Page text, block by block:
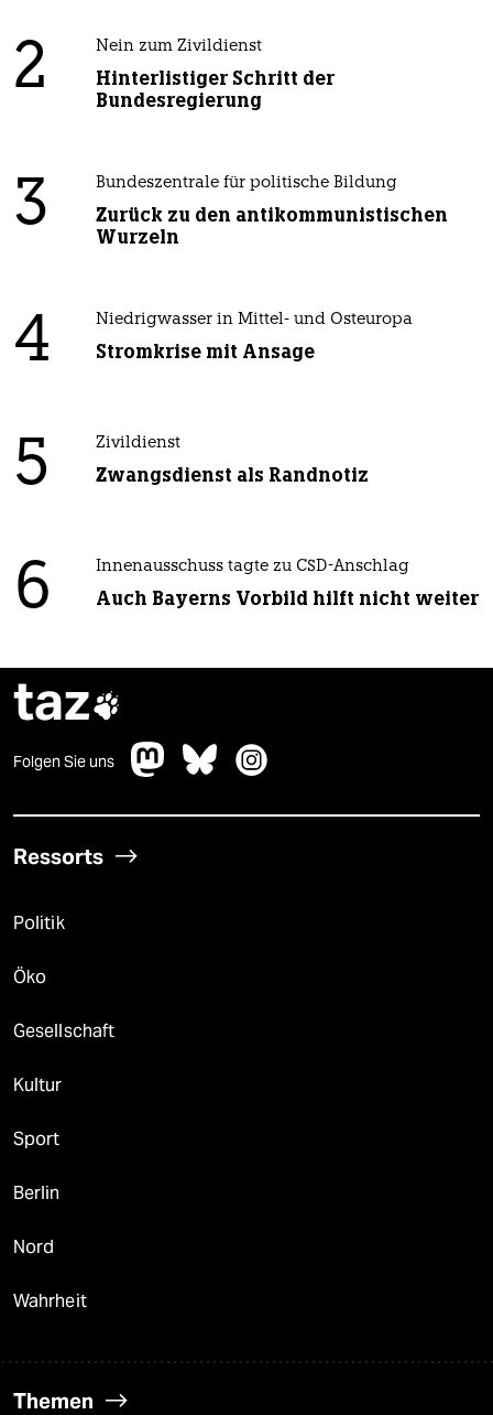
2 Nein zum Zivildienst
Hinterlistiger Schritt der
Bundesregierung
3 Bundeszentrale für politische Bildung
Zurück zu den antikommunistischen
Wurzeln
4 Niedrigwasser in Mittel- und Osteuropa
Stromkrise mit Ansage
5 Zivildienst
Zwangsdienst als Randnotiz
6 Innenausschuss tagte zu CSD-Anschlag
Auch Bayerns Vorbild hilft nicht weiter
taz
Folgen Sie uns
Ressorts
Politik
Öko
Gesellschaft
Kultur
Sport
Berlin
Nord
Wahrheit
Themen